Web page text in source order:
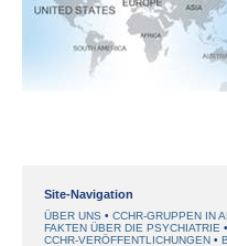
Site-Navigation
ÜBER UNS CCHR-GRUPPEN IN
FAKTEN ÜBER DIE PSYCHIATRIE
CCHR-VERÖFFENTLICHUNGEN